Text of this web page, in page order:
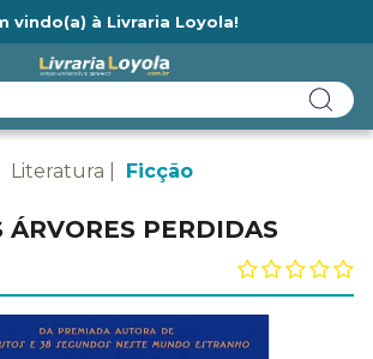
vindo(a) à Livraria Loyola!
Literatura Ficção
PERDIDAS